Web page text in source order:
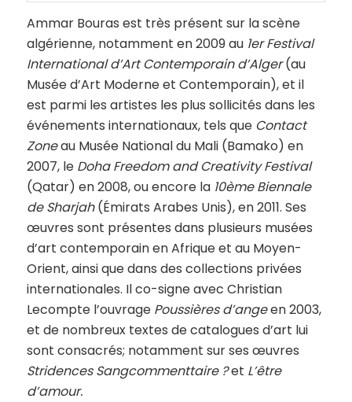
Ammar Bouras est très présent sur la scène
algérienne, notamment en 2009 au 1er Festival
International d’Art Contemporain d’Alger(au
Musée d’Art Moderne et Contemporain), et il
est parmi les artistes les plus sollicités dans les
événements internationaux, tels que Contact
Zoneau Musée National du Mali (Bamako) en
2007, le Doha Freedom and Creativity Festival
(Qatar) en 2008, ou encore la 10ème Biennale
de Sharjah(Émirats Arabes Unis), en 2011. Ses
œuvres sont présentes dans plusieurs musées
d’art contemporain en Afrique et au Moyen-
Orient, ainsi que dans des collections privées
internationales. Il co-signe avec Christian
Lecompte l’ouvrage Poussières d’angeen 2003,
et de nombreux textes de catalogues d’art lui
sont consacrés; notamment sur ses œuvres
Stridences Sangcommenttaire ?et L’être
d’amour.